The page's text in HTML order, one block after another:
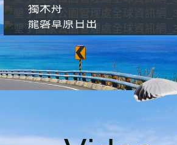
獨木舟
龍磐草原日出